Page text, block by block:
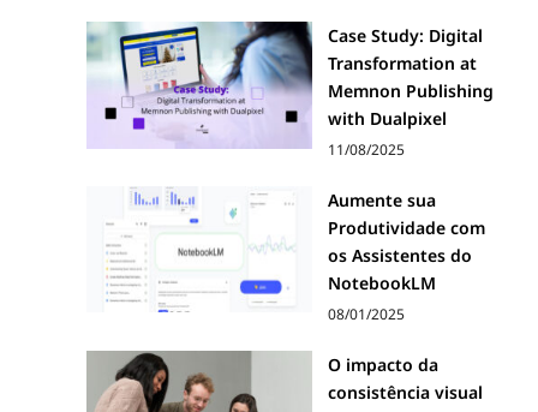
Case Study: Digital
Transformation at
Memnon Publishing
with Dualpixel
11/08/2025
Aumente sua
Produtividade com
os Assistentes do
NotebookLM
08/01/2025
O impacto da
consistência visual